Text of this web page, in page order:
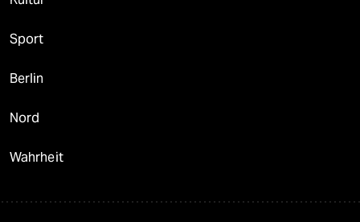
Sport
Berlin
Nord
Wahrheit